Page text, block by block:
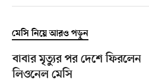
মেসি নিয়ে আরও পড়ুন
বাবার মৃত্যুর পর দেশে ফিরলেন
লিওনেল মেসি